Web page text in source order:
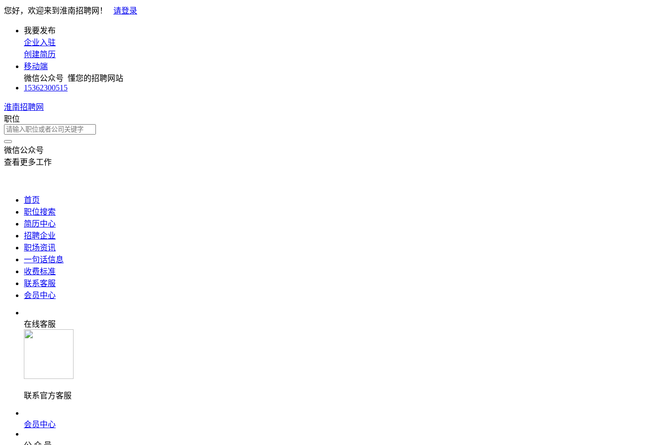
您好，欢迎来到淮南招聘网！ 请登录
我要发布
企业入驻
创建简历
移动端
微信公众号 懂您的招聘网站
15362300515
淮南招聘网
职位
微信公众号
查看更多工作
首页
职位搜索
简历中心
招聘企业
职场资讯
一句话信息
收费标准
联系客服
会员中心
在线客服
联系官方客服
会员中心